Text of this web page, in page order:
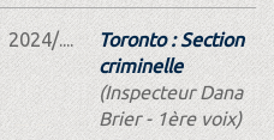
2024/....
Toronto : Section
criminelle
(Inspecteur Dana
Brier - 1ère voix)